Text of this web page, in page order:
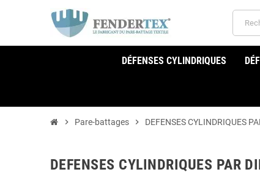
DÉFENSES CYLINDRIQUES
chevron_right Pare-battages chevron_right DEFENSES CYLINDRIQUES
DEFENSES CYLINDRIQUES PAR